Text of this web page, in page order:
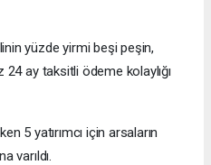
yüzde yirmi beşi peşin,
24 ay taksitli ödeme kolaylığı
5 yatırımcı için arsaların
varıldı.